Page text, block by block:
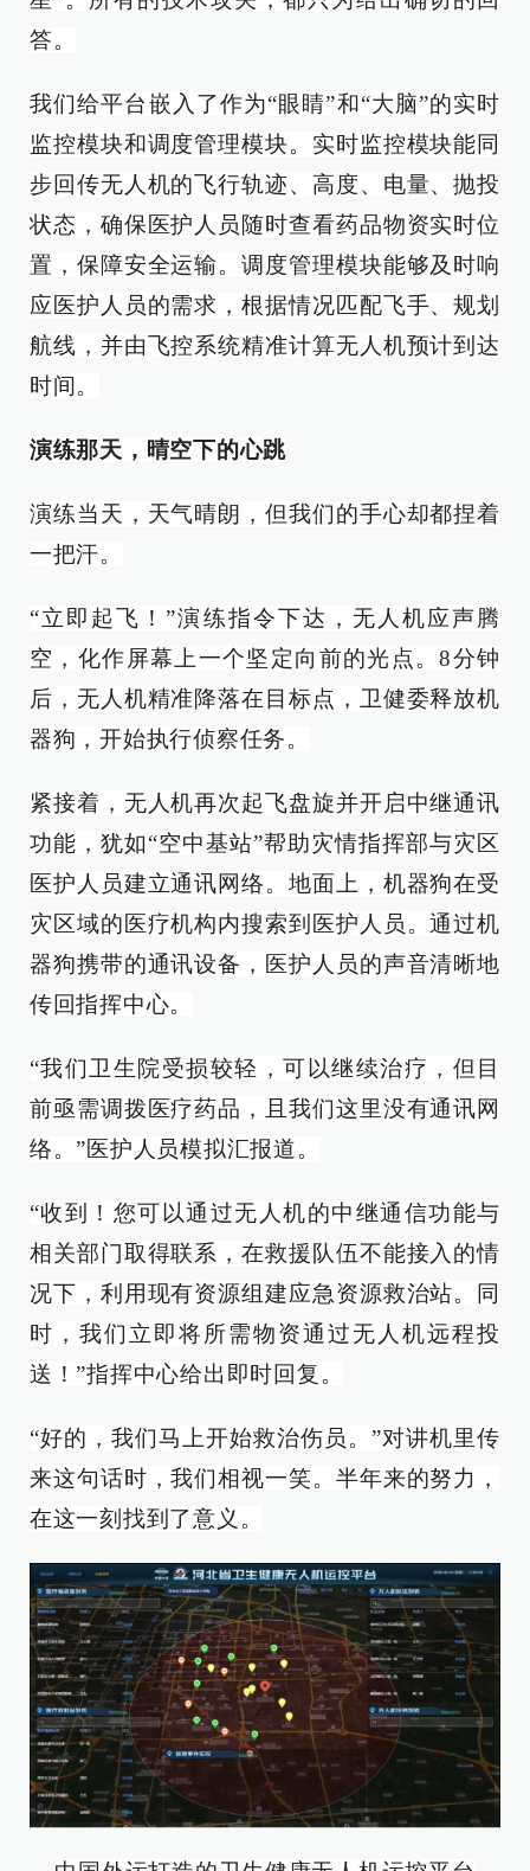
答。
我们给平台嵌入了作为“眼睛”和“大脑”的实时
监控模块和调度管理模块。实时监控模块能同
步回传无人机的飞行轨迹、高度、电量、抛投
状态，确保医护人员随时查看药品物资实时位
置，保障安全运输。调度管理模块能够及时响
应医护人员的需求，根据情况匹配飞手、规划
航线，并由飞控系统精准计算无人机预计到达
时间。
演练那天，晴空下的心跳
演练当天，天气晴朗，但我们的手心却都捏着
一把汗。
“立即起飞！”演练指令下达，无人机应声腾
空，化作屏幕上一个坚定向前的光点。8分钟
后，无人机精准降落在目标点，卫健委释放机
器狗，开始执行侦察任务。
紧接着，无人机再次起飞盘旋并开启中继通讯
功能，犹如“空中基站”帮助灾情指挥部与灾区
医护人员建立通讯网络。地面上，机器狗在受
灾区域的医疗机构内搜索到医护人员。通过机
器狗携带的通讯设备，医护人员的声音清晰地
传回指挥中心。
“我们卫生院受损较轻，可以继续治疗，但目
前亟需调拨医疗药品，且我们这里没有通讯网
络。”医护人员模拟汇报道。
“收到！您可以通过无人机的中继通信功能与
相关部门取得联系，在救援队伍不能接入的情
况下，利用现有资源组建应急资源救治站。同
时，我们立即将所需物资通过无人机远程投
送！”指挥中心给出即时回复。
“好的，我们马上开始救治伤员。”对讲机里传
来这句话时，我们相视一笑。半年来的努力，
在这一刻找到了意义。